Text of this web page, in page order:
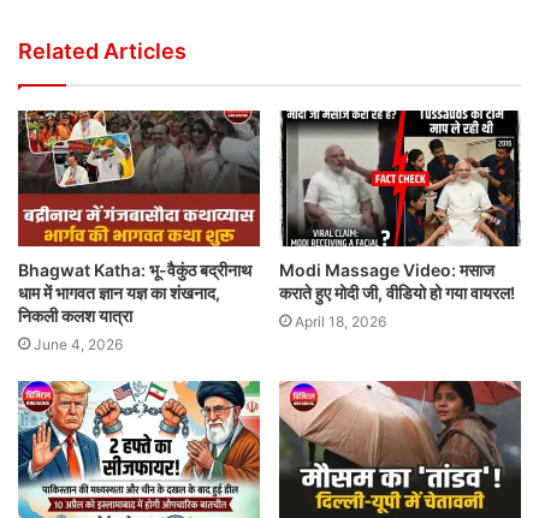
Related Articles
Bhagwat Katha: भू-वैकुंठ बद्रीनाथ
धाम में भागवत ज्ञान यज्ञ का शंखनाद,
निकली कलश यात्रा
June 4, 2026
Modi Massage Video: मसाज
कराते हुए मोदी जी, वीडियो हो गया वायरल!
April 18, 2026